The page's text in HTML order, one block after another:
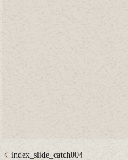
index_slide_catch004